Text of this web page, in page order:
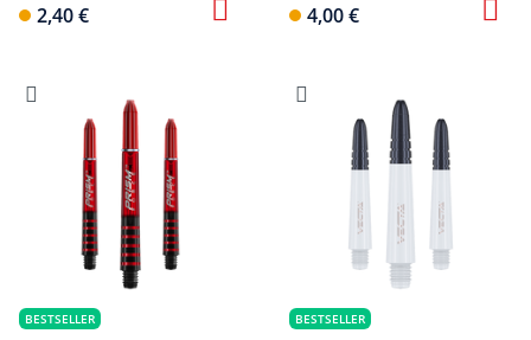
2,40 € 4,00 €
BESTSELLER BESTSELLER